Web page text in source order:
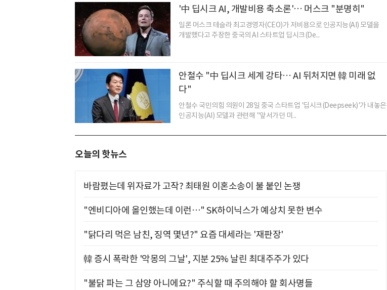
'中 딥시크 AI, 개발비용 축소론'… 머스크 "분명히"
일론 머스크 테슬라 최고경영자(CEO)가 저비용으로 인공지능(AI) 모델을
개발했다고 주장한 중국의 AI 스타트업 딥시크(De...
안철수 "中 딥시크 세계 강타… AI 뒤처지면 韓 미래 없
다"
안철수 국민의힘 의원이 28일 중국 스타트업 '딥시크(Deepseek)'가 내놓은
인공지능(AI) 모델과 관련해 "앞서가던 미...
오늘의 핫뉴스
바람폈는데 위자료가 고작? 최태원 이혼소송이 불 붙인 논쟁
"엔비디아에 올인했는데 이런…" SK하이닉스가 예상치 못한 변수
"닭다리 먹은 남친, 징역 몇년?" 요즘 대세라는 '재판장'
韓 증시 폭락한 '악몽의 그날', 지분 25% 날린 최대주주가 있다
"불닭 파는 그 삼양 아니에요?" 주식할 때 주의해야 할 회사명들